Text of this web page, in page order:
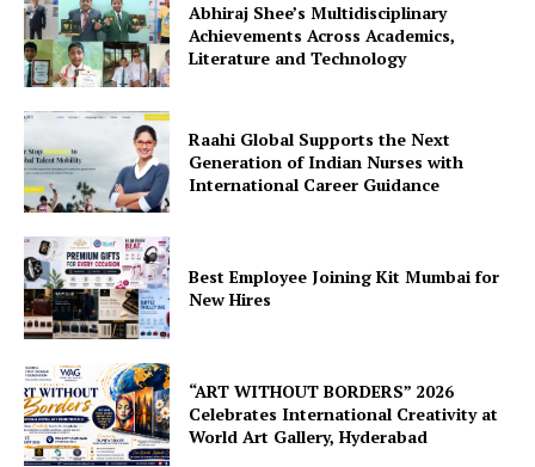
Abhiraj Shee’s Multidisciplinary
Achievements Across Academics,
Literature and Technology
Raahi Global Supports the Next
Generation of Indian Nurses with
International Career Guidance
Best Employee Joining Kit Mumbai for
New Hires
“ART WITHOUT BORDERS” 2026
Celebrates International Creativity at
World Art Gallery, Hyderabad